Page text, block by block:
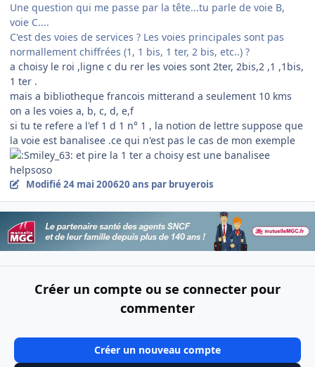
Une question qui me passe par la tête...tu parle de voie B,
voie C....
C'est des voies de services ? Les voies principales sont pas
normallement chiffrées (1, 1 bis, 1 ter, 2 bis, etc..) ?
a choisy le roi ,ligne c du rer les voies sont 2ter, 2bis,2 ,1 ,1bis,
1 ter .
mais a bibliotheque francois mitterand a seulement 10 kms
on a les voies a, b, c, d, e,f
si tu te refere a l'ef 1 d 1 n° 1 , la notion de lettre suppose que
la voie est banalisee .ce qui n'est pas le cas de mon exemple
et pire la 1 ter a choisy est une banalisee
helpsoso
Modifié24 mai 200620 ans par bruyerois
Créer un compte ou se connecter pour
commenter
Créer un nouveau compte